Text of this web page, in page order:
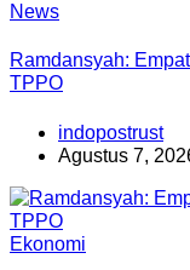
News
Ramdansyah:
TPPO
indopostrust
Agustus 7,
Ekonomi